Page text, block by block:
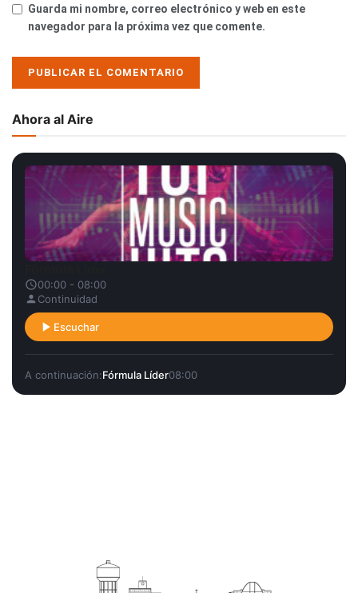
Guarda mi nombre, correo electrónico y web en este
navegador para la próxima vez que comente.
Ahora al Aire
00:00 - 08:00
Continuidad
Escuchar
A continuación:Fórmula Líder08:00